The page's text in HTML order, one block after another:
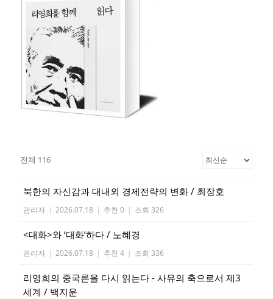
전체 116
북한의 자신감과 대내외 경제전략의 변화 / 최장호
관리자 | 2026.07.18 | 추천 0 | 조회 326
<대화>와 ‘대화’하다 / 노혜경
관리자 | 2026.07.18 | 추천 4 | 조회 336
리영희의 중국론을 다시 읽는다 - 사유의 축으로서 제3
세계 / 백지운